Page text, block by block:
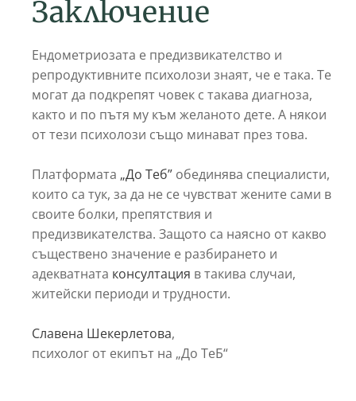
Заключение
Ендометриозата е предизвикателство и
репродуктивните психолози знаят, че е така. Те
могат да подкрепят човек с такава диагноза,
както и по пътя му към желаното дете. А някои
от тези психолози също минават през това.
Платформата „До Теб” обединява специалисти,
които са тук, за да не се чувстват жените сами в
своите болки, препятствия и
предизвикателства. Защото са наясно от какво
съществено значение е разбирането и
адекватната консултация в такива случаи,
житейски периоди и трудности.
Славена Шекерлетова,
психолог от екипът на „До ТеБ“